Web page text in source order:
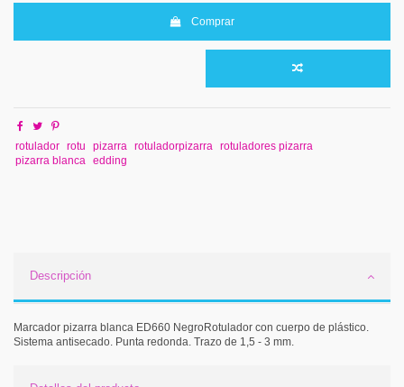
Comprar
rotulador rotu pizarra rotuladorpizarra
rotuladores pizarra
pizarra blanca
edding
Descripción
Marcador pizarra blanca ED660 NegroRotulador con cuerpo de plástico.
Sistema antisecado. Punta redonda. Trazo de 1,5 - 3 mm.